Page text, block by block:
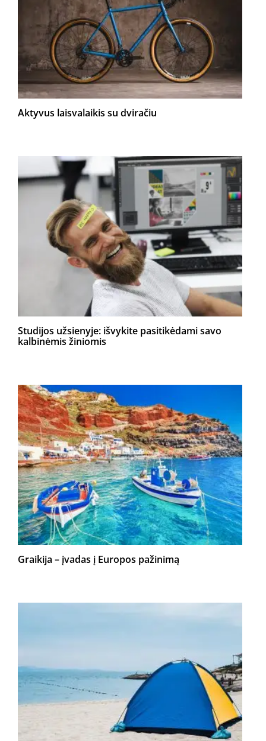
Aktyvus laisvalaikis su dviračiu
Studijos užsienyje: išvykite pasitikėdami savo
kalbinėmis žiniomis
Graikija – įvadas į Europos pažinimą